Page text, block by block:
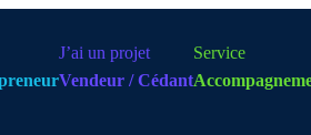
J’ai un projet
Vendeur / Cédant
Service